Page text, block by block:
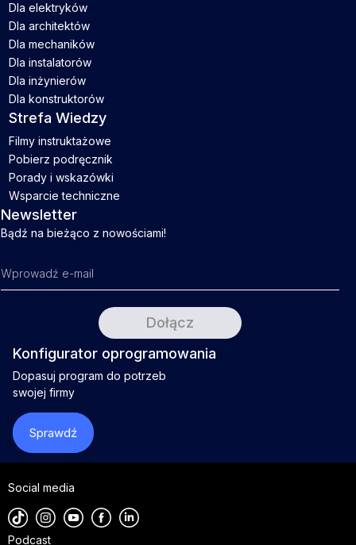
Dla elektryków
Dla architektów
Dla mechaników
Dla instalatorów
Dla inżynierów
Dla konstruktorów
Strefa Wiedzy
Filmy instruktażowe
Pobierz podręcznik
Porady i wskazówki
Wsparcie techniczne
Newsletter
Bądź na bieżąco z nowościami!
Konfigurator oprogramowania
Dopasuj program do potrzeb
swojej firmy
Sprawdź
Social media
Podcast